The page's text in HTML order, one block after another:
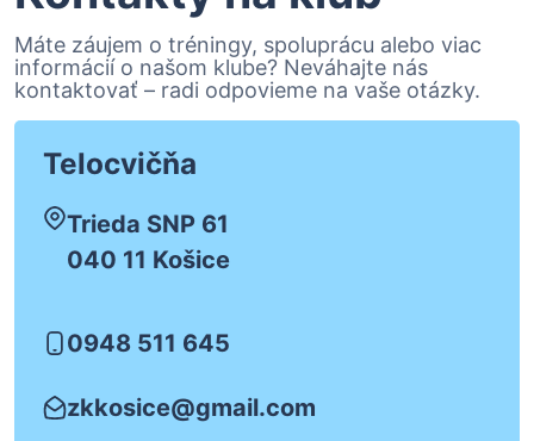
Máte záujem o tréningy, spoluprácu alebo viac
informácií o našom klube? Neváhajte nás
kontaktovať – radi odpovieme na vaše otázky.
Telocvičňa
Trieda SNP 61
040 11 Košice
0948 511 645
zkkosice@gmail.com